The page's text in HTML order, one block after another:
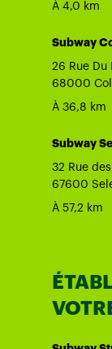
À 4,0 km
Subway
26 Rue Du
68000
À 36,8 km
Subway
32 Rue
67600
À 57,2 km